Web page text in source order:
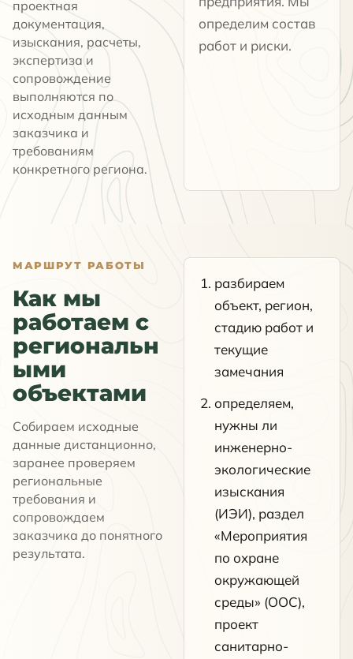
проектная
документация,
изыскания, расчеты,
экспертиза и
сопровождение
выполняются по
исходным данным
заказчика и
требованиям
конкретного региона.
определим состав
работ и риски.
МАРШРУТ РАБОТЫ
Как мы
работаем с
региональн
ыми
объектами
Собираем исходные
данные дистанционно,
заранее проверяем
региональные
требования и
сопровождаем
заказчика до понятного
результата.
разбираем
объект, регион,
стадию работ и
текущие
замечания
определяем,
нужны ли
инженерно-
экологические
изыскания
(ИЭИ), раздел
«Мероприятия
по охране
окружающей
среды» (ООС),
проект
санитарно-